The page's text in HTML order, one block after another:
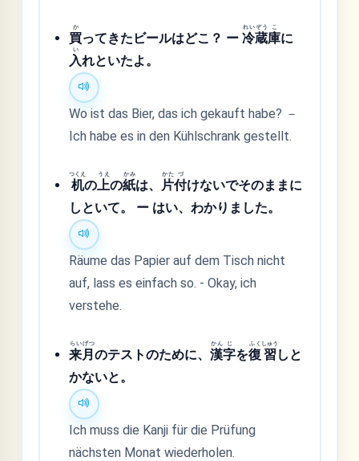
買
か
ってきたビールはどこ？ ー冷
れい
蔵
ぞう
庫
こ
に
入
い
れといたよ。
Wo ist das Bier, das ich gekauft habe? －
Ich habe es in den Kühlschrank gestellt.
机
つくえ
の 上
うえ
の紙
かみ
は、 片
かた
付
づ
けないでそのままに
しといて。 ー はい、わかりました。
Räume das Papier auf dem Tisch nicht
auf, lass es einfach so. - Okay, ich
verstehe.
来
らい
月
げつ
のテストのために、漢
かん
字
じ
を復
ふく
習
しゅう
しと
かないと。
Ich muss die Kanji für die Prüfung
nächsten Monat wiederholen.